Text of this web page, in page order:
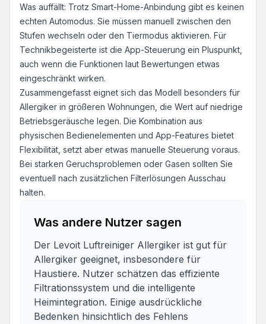
Was auffällt: Trotz Smart-Home-Anbindung gibt es keinen
echten Automodus. Sie müssen manuell zwischen den
Stufen wechseln oder den Tiermodus aktivieren. Für
Technikbegeisterte ist die App-Steuerung ein Pluspunkt,
auch wenn die Funktionen laut Bewertungen etwas
eingeschränkt wirken.
Zusammengefasst eignet sich das Modell besonders für
Allergiker in größeren Wohnungen, die Wert auf niedrige
Betriebsgeräusche legen. Die Kombination aus
physischen Bedienelementen und App-Features bietet
Flexibilität, setzt aber etwas manuelle Steuerung voraus.
Bei starken Geruchsproblemen oder Gasen sollten Sie
eventuell nach zusätzlichen Filterlösungen Ausschau
halten.
Was andere Nutzer sagen
Der Levoit Luftreiniger Allergiker ist gut für
Allergiker geeignet, insbesondere für
Haustiere. Nutzer schätzen das effiziente
Filtrationssystem und die intelligente
Heimintegration. Einige ausdrückliche
Bedenken hinsichtlich des Fehlens